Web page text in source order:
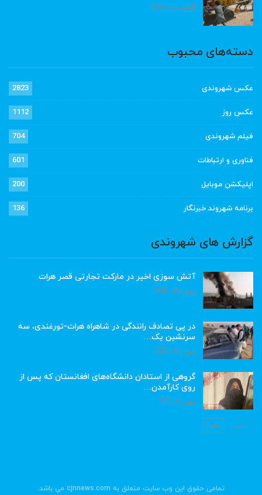
آگوست 8, 2026
دسته‌های محبوب
عکس شهروندی 2823
عکس روز 1112
فیلم شهروندی 704
فناوری و ارتباطات 601
اپلیکشن موبایل 200
برنامه شهروند خبرنگار 136
گزارش های شهروندی
آتش سوزی اخیر در مارکت تجارتی قصر هرات
ژوئن 22, 2023
در پی تصادف رانندگی در شاهراه هرات-تورغندی، سه
سرنشین یک…
ژوئن 15, 2023
گروهی از استادان دانشگاه‌های افغانستان که پس از
روی کارآمدن…
ژوئن 6, 2023
قبلی بعد
تمامی حقوق این وب سایت متعلق به cjnnews.com می باشد.